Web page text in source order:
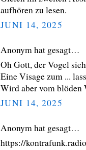
aufhören zu lesen.
JUNI 14, 2025
Anonym hat gesagt…
Oh Gott, der Vogel
Eine Visage zum ...
Wird aber vom blöden
JUNI 14, 2025
Anonym hat gesagt…
https://